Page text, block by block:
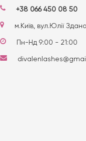
+38 066 450 08 50
м.Київ, вул.Юлії
Пн-Нд 9:00 - 21:00